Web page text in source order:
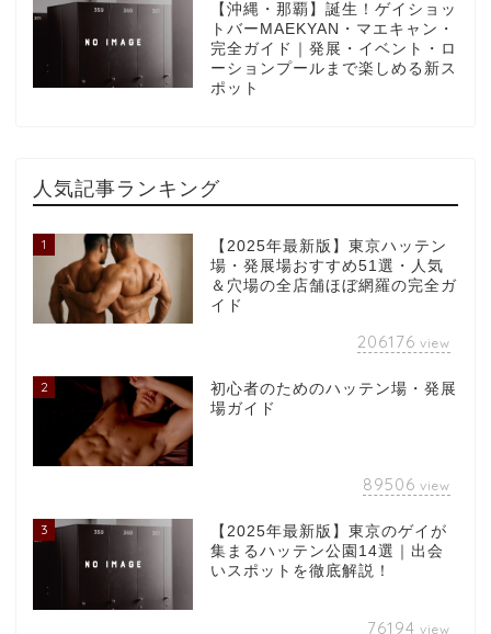
【沖縄・那覇】誕生！ゲイショッ
トバーMAEKYAN・マエキャン・
完全ガイド｜発展・イベント・ロ
ーションプールまで楽しめる新ス
ポット
人気記事ランキング
1
【2025年最新版】東京ハッテン
場・発展場おすすめ51選・人気
＆穴場の全店舗ほぼ網羅の完全ガ
イド
206176 view
2
初心者のためのハッテン場・発展
場ガイド
89506 view
3
【2025年最新版】東京のゲイが
集まるハッテン公園14選｜出会
いスポットを徹底解説！
76194 view